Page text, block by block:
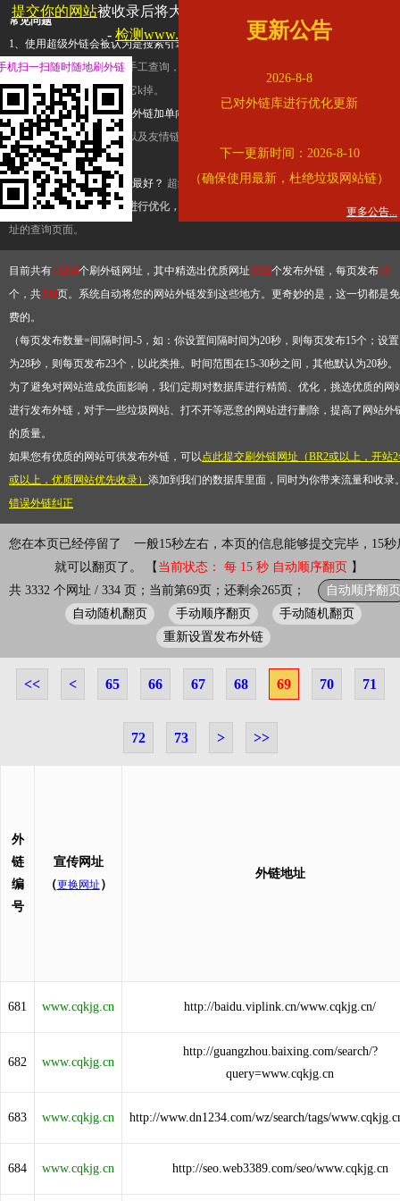
常见问题
1、使用超级外链会被认为是搜索引擎优化作弊吗？ 超级外链只是一个简便而集成
查询工具，模拟的是正常手工查询，不是作弊。如果是作弊，那您可以使用超级外
推广竞争对手的网址，让它k掉。
2、网站优化单纯依靠超级外链加单向链接可行吗？
链，需要结合普通的外链以及友情链接，您可以到站长论坛发布外链，到友情链接
台交换友情链接。
3、如何使用超级外链效果最好？ 超级外链不同于普通的外链，它是动态的链接，
有频繁使用超级外链工具进行优化，才能获得稳定的外链
，最终使搜索引擎收录带
址的查询页面。
目前共有13264个刷外链网址，其中精选出优质网址3332个发布外链，每页发布10
个，共334页。系统自动将您的网站外链发到这些地方。更奇妙的是，这一切都是免
费的。
（每页发布数量=间隔时间-5，如：你设置间隔时间为20秒，则每页发布15个；设置
为28秒，则每页发布23个，以此类推。时间范围在15-30秒之间，其他默认为20秒
为了避免对网站造成负面影响，我们定期对数据库进行精简、优化，挑选优质的网
进行发布外链，对于一些垃圾网站、打不开等恶意的网站进行删除，提高了网站外
的质量。
如果您有优质的网站可供发布外链，可以点此提交刷外链网址（BR2或以上，开站
或以上，优质网站优先收录） 添加到我们的数据库里面，同时为你带来流量和收录
错误外链纠正
您在本页已经停留了
一般15秒左右，本页的信息能够提交完毕，15秒
就可以翻页了。 【 当前状态： 每 15 秒 自动顺序翻页 】
共 3332 个网址 / 334 页；当前第69页；还剩余265页；
自动顺序翻页
自动随机翻页
手动顺序翻页
手动随机翻页
重新设置发布外链
<< < 65 66 67 68 69 70 71
72 73 > >>
外
链
编
号
宣传网址
（更换网址 ）
外链地址
681 www.cqkjg.cn http://baidu.viplink.cn/www.cqkjg.cn/
682 www.cqkjg.cn
http://guangzhou.baixing.com/search/?
query=www.cqkjg.cn
683 www.cqkjg.cn http://www.dn1234.com/wz/search/tags/
684 www.cqkjg.cn http://seo.web3389.com/seo/www.cqkjg.cn
提交你的网站被收录后将大幅提升流量和外链，
- 检测www.cqkjg.cn是否收录更新公告
2026-8-8
已对外链库进行优化更新
下一更新时间：2026-8-10
（确保使用最新，杜绝垃圾网站链）
更多公告...
机扫一扫随时随地刷外链